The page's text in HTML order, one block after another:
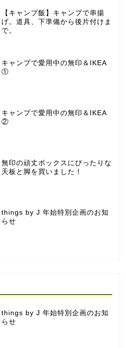
【キャンプ飯】キャンプで串揚
げ。道具、下準備から後片付けま
で。
キャンプで愛用中の無印＆IKEA
①
キャンプで愛用中の無印＆IKEA
②
無印の頑丈ボックスにぴったりな
天板と脚を買いました！
things by J 年始特別企画のお知
らせ
things by J 年始特別企画のお知
らせ